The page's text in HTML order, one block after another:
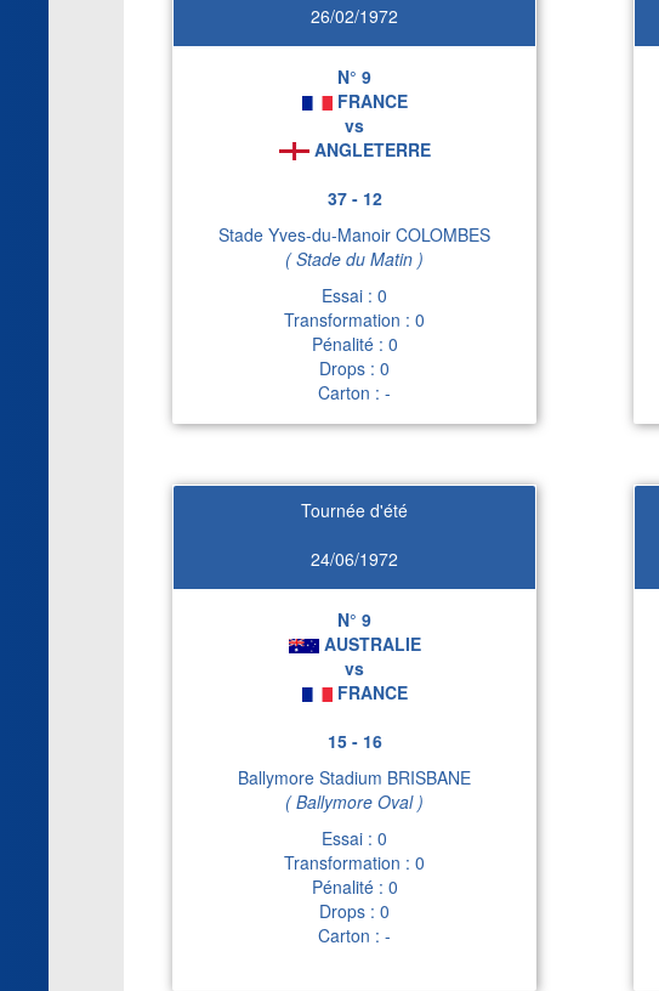
26/02/1972
N° 9
FRANCE
vs
ANGLETERRE
37 - 12
Stade Yves-du-Manoir COLOMBES
( Stade du Matin )
Essai : 0
Transformation : 0
Pénalité : 0
Drops : 0
Carton : -
Tournée d'été
24/06/1972
N° 9
AUSTRALIE
vs
FRANCE
15 - 16
Ballymore Stadium BRISBANE
( Ballymore Oval )
Essai : 0
Transformation : 0
Pénalité : 0
Drops : 0
Carton : -